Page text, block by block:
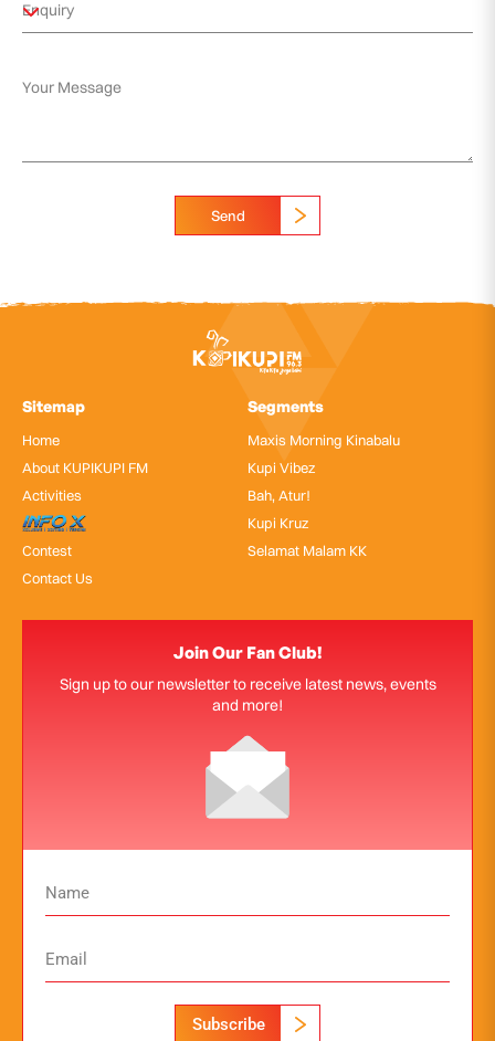
Send
Sitemap
Home
About KUPIKUPI FM
Activities
InfoX
Contest
Contact Us
Segments
Maxis Morning Kinabalu
Kupi Vibez
Bah, Atur!
Kupi Kruz
Selamat Malam KK
Join Our Fan Club!
Sign up to our newsletter to receive latest news, events
and more!
Subscribe